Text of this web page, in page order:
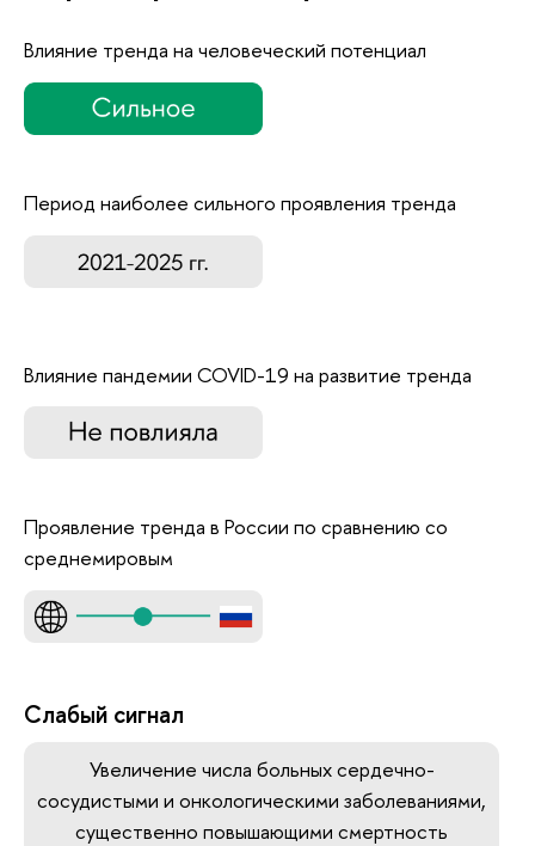
Влияние тренда на человеческий потенциал
Период наиболее сильного проявления тренда
Влияние пандемии COVID-19 на развитие тренда
Проявление тренда в России по сравнению со
среднемировым
Слабый сигнал
Увеличение числа больных сердечно-
сосудистыми и онкологическими заболеваниями,
существенно повышающими смертность